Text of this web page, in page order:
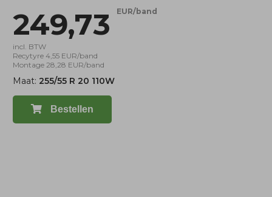
249,73 EUR/band
incl. BTW
Recytyre 4,55 EUR/band
Montage 28,28 EUR/band
Maat: 255/55 R 20 110W
Bestellen